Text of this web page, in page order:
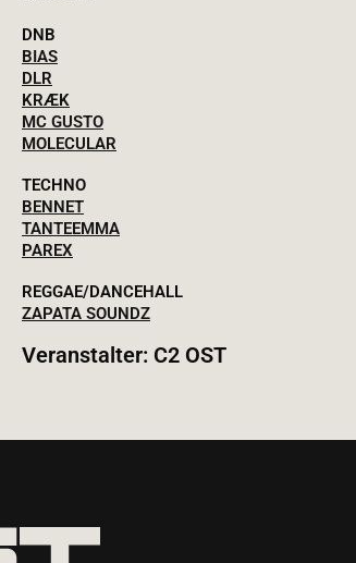
DNB
BIAS
DLR
KRÆK
MC GUSTO
MOLECULAR
TECHNO
BENNET
TANTEEMMA
PAREX
REGGAE/DANCEHALL
ZAPATA SOUNDZ
Veranstalter: C2 OST